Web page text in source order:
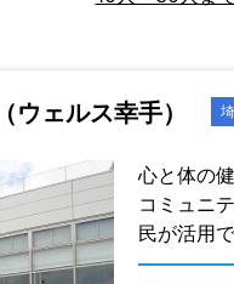
ェルス幸手）
心と体の
コミュニ
民が活用